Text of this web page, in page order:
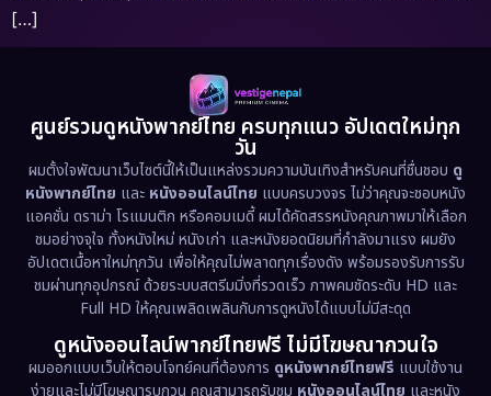
[…]
ศูนย์รวมดูหนังพากย์ไทย ครบทุกแนว อัปเดตใหม่ทุก
วัน
ผมตั้งใจพัฒนาเว็บไซต์นี้ให้เป็นแหล่งรวมความบันเทิงสำหรับคนที่ชื่นชอบ ดู
หนังพากย์ไทย และ หนังออนไลน์ไทย แบบครบวงจร ไม่ว่าคุณจะชอบหนัง
แอคชั่น ดราม่า โรแมนติก หรือคอมเมดี้ ผมได้คัดสรรหนังคุณภาพมาให้เลือก
ชมอย่างจุใจ ทั้งหนังใหม่ หนังเก่า และหนังยอดนิยมที่กำลังมาแรง ผมยัง
อัปเดตเนื้อหาใหม่ทุกวัน เพื่อให้คุณไม่พลาดทุกเรื่องดัง พร้อมรองรับการรับ
ชมผ่านทุกอุปกรณ์ ด้วยระบบสตรีมมิ่งที่รวดเร็ว ภาพคมชัดระดับ HD และ
Full HD ให้คุณเพลิดเพลินกับการดูหนังได้แบบไม่มีสะดุด
ดูหนังออนไลน์พากย์ไทยฟรี ไม่มีโฆษณากวนใจ
ผมออกแบบเว็บให้ตอบโจทย์คนที่ต้องการ ดูหนังพากย์ไทยฟรี แบบใช้งาน
ง่ายและไม่มีโฆษณารบกวน คุณสามารถรับชม หนังออนไลน์ไทย และหนัง